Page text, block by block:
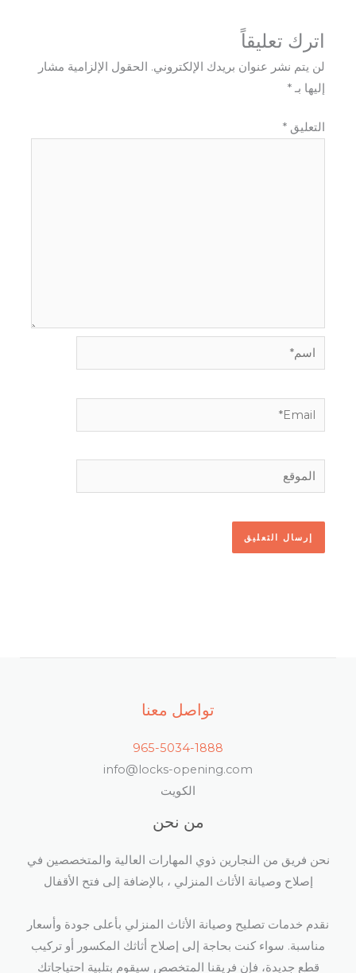
اترك تعليقاً
لن يتم نشر عنوان بريدك الإلكتروني. الحقول الإلزامية مشار
إليها بـ*
التعليق*
اسم*
Email*
الموقع
تواصل معنا
965-5034-1888
info@locks-opening.com
الكويت
من نحن
نحن فريق من النجارين ذوي المهارات العالية والمتخصصين في
إصلاح وصيانة الأثاث المنزلي ، بالإضافة إلى فتح الأقفال​
نقدم خدمات تصليح وصيانة الأثاث المنزلي بأعلى جودة وأسعار
مناسبة. سواء كنت بحاجة إلى إصلاح أثاثك المكسور أو تركيب
قطع جديدة، فإن فريقنا المتخصص سيقوم بتلبية احتياجاتك